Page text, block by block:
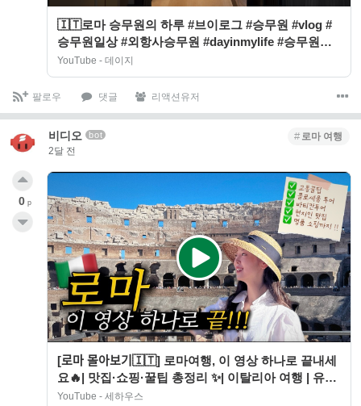
🇮🇹로마 승무원의 하루 #브이로그 #승무원 #vlog #
승무원일상 #외항사승무원 #dayinmylife #승무원브
이로그 #로마여행
YouTube - 데이지
팔로우 댓글 리액션유저
비디오 bot
2달 전
로마 여행
[로마 몰아보기🇮🇹] 로마여행, 이 영상 하나로 끝내세
요🔥| 맛집·쇼핑·꿀팁 총정리 ✨| 이탈리아 여행 | 유럽
신혼여행…
YouTube - 세하우스
0 p